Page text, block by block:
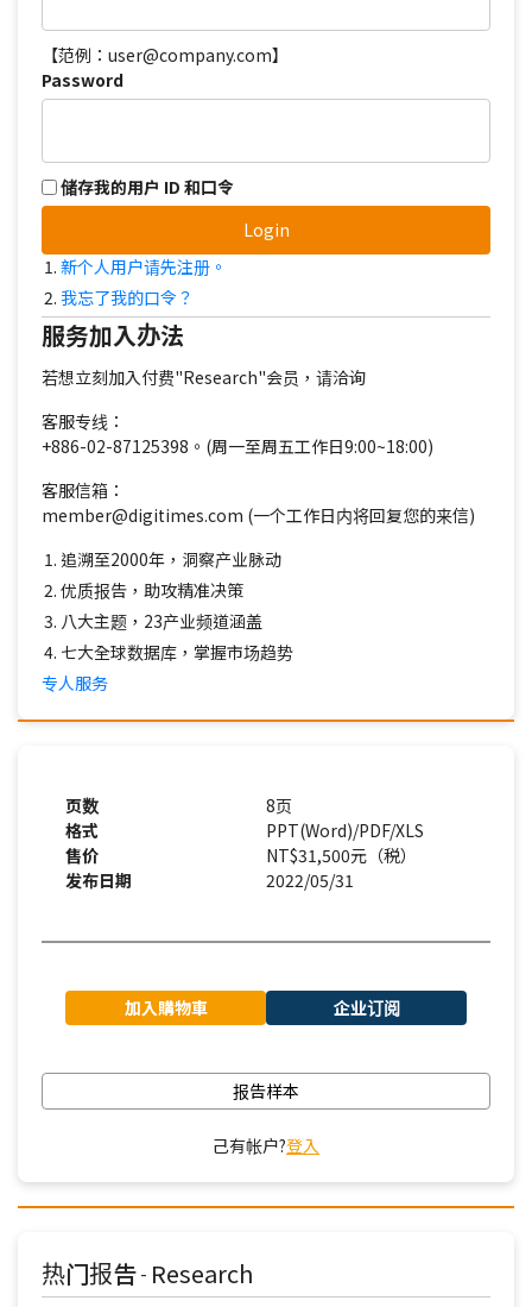
【范例：user@company.com】
Password
储存我的用户 ID 和口令
Login
新个人用户请先注册。
我忘了我的口令？
服务加入办法
若想立刻加入付费"Research"会员，请洽询
客服专线：
+886-02-87125398。(周一至周五工作日9:00~18:00)
客服信箱：
member@digitimes.com (一个工作日内将回复您的来信)
追溯至2000年，洞察产业脉动
优质报告，助攻精准决策
八大主题，23产业频道涵盖
七大全球数据库，掌握市场趋势
专人服务
页数
8页
格式
PPT(Word)/PDF/XLS
售价
NT$31,500元（税）
发布日期
2022/05/31
加入購物車 企业订阅
报告样本
己有帐户?登入
热门报告 - Research